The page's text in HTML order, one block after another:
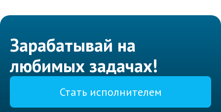
Зарабатывай на
любимых задачах!
Стать исполнителем